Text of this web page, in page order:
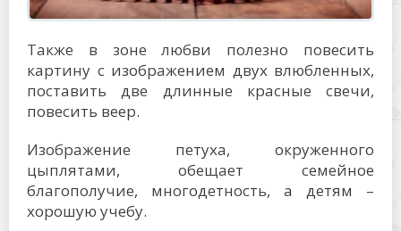
Также в зоне любви полезно повесить
картину с изображением двух влюбленных,
поставить две длинные красные свечи,
повесить веер.
Изображение петуха, окруженного
цыплятами, обещает семейное
благополучие, многодетность, а детям –
хорошую учебу.